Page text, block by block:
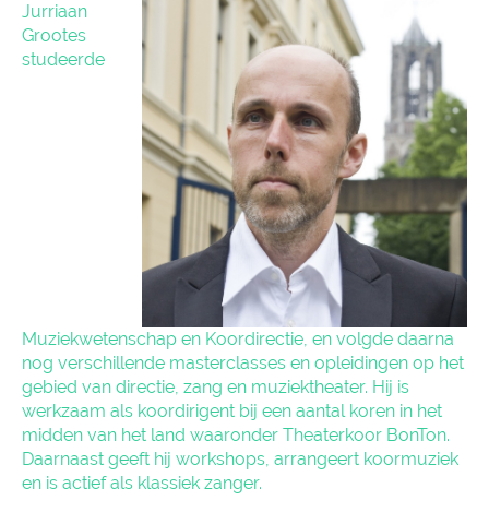
Jurriaan
Grootes
studeerde
Muziekwetenschap en Koordirectie, en volgde daarna
nog verschillende masterclasses en opleidingen op het
gebied van directie, zang en muziektheater. Hij is
werkzaam als koordirigent bij een aantal koren in het
midden van het land waaronder Theaterkoor BonTon.
Daarnaast geeft hij workshops, arrangeert koormuziek
en is actief als klassiek zanger.